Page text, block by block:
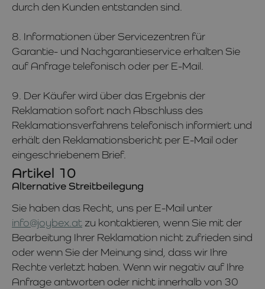
durch den Kunden entstanden sind.
8. Informationen über Servicezentren für
Garantie- und Nachgarantieservice erhalten Sie
auf Anfrage telefonisch oder per E-Mail.
9. Der Käufer wird über das Ergebnis der
Reklamation sofort nach Abschluss des
Reklamationsverfahrens telefonisch informiert und
erhält den Reklamationsbericht per E-Mail oder
eingeschriebenem Brief.
Artikel 10
Alternative Streitbeilegung
Sie haben das Recht, uns per E-Mail unter
info@joybex.at zu kontaktieren, wenn Sie mit der
Bearbeitung Ihrer Reklamation nicht zufrieden sind
oder wenn Sie der Meinung sind, dass wir Ihre
Rechte verletzt haben. Wenn wir negativ auf Ihre
Anfrage antworten oder nicht innerhalb von 30